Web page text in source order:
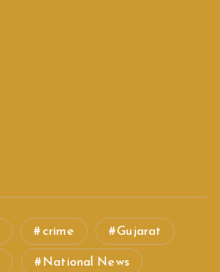
crime Gujarat
National News